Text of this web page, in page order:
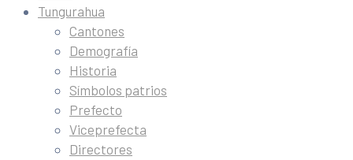
Tungurahua
Cantones
Demografía
Historia
Símbolos patrios
Prefecto
Viceprefecta
Directores